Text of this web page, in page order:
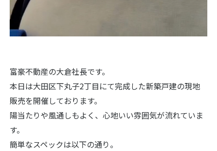
富豪不動産の大倉社長です。
本日は大田区下丸子2丁目にて完成した新築戸建の現地
販売を開催しております。
陽当たりや風通しもよく、心地いい雰囲気が流れていま
す。
簡単なスペックは以下の通り。